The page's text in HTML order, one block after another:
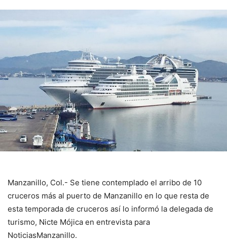
Manzanillo, Col.- Se tiene contemplado el arribo de 10
cruceros más al puerto de Manzanillo en lo que resta de
esta temporada de cruceros así lo informó la delegada de
turismo, Nicte Mójica en entrevista para
NoticiasManzanillo.